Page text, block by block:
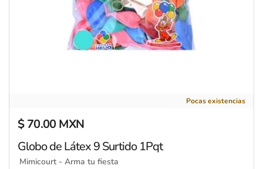
Pocas existencias
Precio regular
$ 70.00 MXN
Globo de Látex 9 Surtido 1Pqt
Mimicourt - Arma tu fiesta